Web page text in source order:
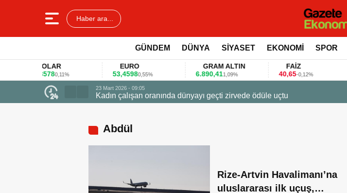
Haber ara...
GÜNDEM DÜNYA SİYASET EKONOMİ SPOR
DOLAR
0,11%
EURO
53,45980,55%
GRAM ALTIN
6.890,411,09% -0,12%
23 Mart 2026 - 09:05
Kadın çalışan oranında dünyayı geçti zirvede ödüle uçtu
Abdül
Rize-Artvin Havalimanı’na
uluslararası ilk uçuş,